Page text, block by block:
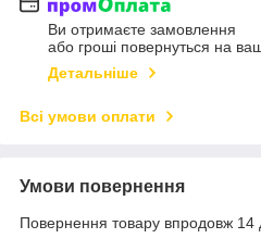
Ви отримаєте замовлення
або гроші повернуться на
Детальніше
Всі умови оплати
Умови повернення
Повернення товару впродовж 14